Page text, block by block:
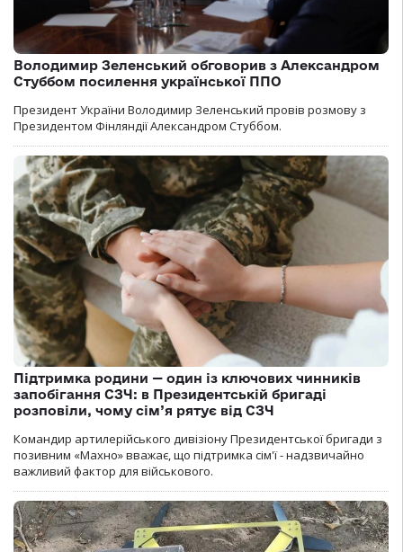
Володимир Зеленський обговорив з Александром
Стуббом посилення української ППО
Президент України Володимир Зеленський провів розмову з
Президентом Фінляндії Александром Стуббом.
Підтримка родини — один із ключових чинників
запобігання СЗЧ: в Президентській бригаді
розповіли, чому сім’я рятує від СЗЧ
Командир артилерійського дивізіону Президентської бригади з
позивним «Махно» вважає, що підтримка сім'ї - надзвичайно
важливий фактор для військового.